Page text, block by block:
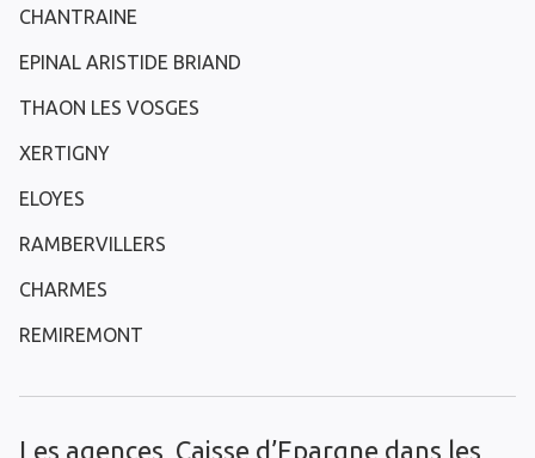
CHANTRAINE
EPINAL ARISTIDE BRIAND
THAON LES VOSGES
XERTIGNY
ELOYES
RAMBERVILLERS
CHARMES
REMIREMONT
Les agences Caisse d’Epargne dans les